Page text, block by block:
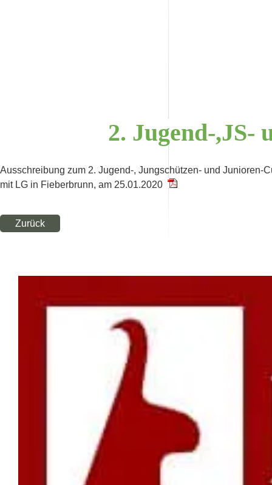
2. Jugend-,JS-
Ausschreibung zum 2. Jugend-, Jungschützen- und Junioren-
mit LG in Fieberbrunn, am 25.01.2020
Zurück